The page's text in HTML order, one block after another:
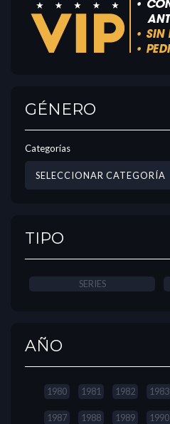
GÉNERO
Categorías
TIPO
SERIES
AÑO
1980 1981 1982 1983
1987 1988 1989 1990